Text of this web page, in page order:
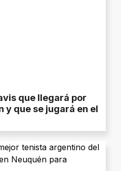
que llegará por
y que se jugará en el